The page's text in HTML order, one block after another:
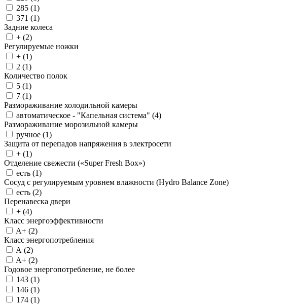
285 (1)
371 (1)
Задние колеса
+ (2)
Регулируемые ножки
+ (1)
2 (1)
Количество полок
5 (1)
7 (1)
Размораживание холодильной камеры
автоматическое - "Капельная система" (4)
Размораживание морозильной камеры
ручное (1)
Защита от перепадов напряжения в электросети
+ (1)
Отделение свежести («Super Fresh Box»)
есть (1)
Сосуд с регулируемым уровнем влажности (Hydro Balance Zone)
есть (2)
Перенавеска двери
+ (4)
Класс энергоэффективности
A+ (2)
Класс энергопотребления
A (2)
A+ (2)
Годовое энергопотребление, не более
143 (1)
146 (1)
174 (1)